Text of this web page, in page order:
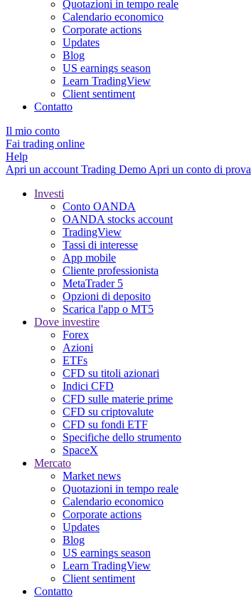
Quotazioni in tempo reale
Calendario economico
Corporate actions
Updates
Blog
US earnings season
Learn TradingView
Client sentiment
Contatto
Il mio conto
Fai trading online
Help
Apri un account Trading Demo Apri un conto di prova
Investi
Conto OANDA
OANDA stocks account
TradingView
Tassi di interesse
App mobile
Cliente professionista
MetaTrader 5
Opzioni di deposito
Scarica l'app o MT5
Dove investire
Forex
Azioni
ETFs
CFD su titoli azionari
Indici CFD
CFD sulle materie prime
CFD su criptovalute
CFD su fondi ETF
Specifiche dello strumento
SpaceX
Mercato
Market news
Quotazioni in tempo reale
Calendario economico
Corporate actions
Updates
Blog
US earnings season
Learn TradingView
Client sentiment
Contatto